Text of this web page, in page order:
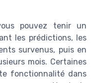
pouvez tenir un
les prédictions, les
survenus, puis en
mois. Certaines
fonctionnalité dans